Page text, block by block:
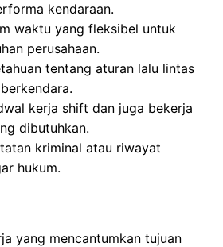
kendaraan.
waktu yang fleksibel untuk
perusahaan.
tentang aturan lalu lintas
kerja shift dan juga bekerja
dibutuhkan.
kriminal atau riwayat
hukum.
yang mencantumkan tujuan